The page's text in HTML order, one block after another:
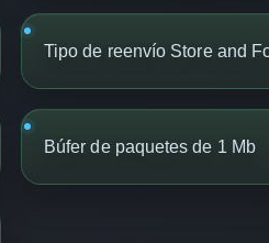
Tipo de reenvío Store and
Búfer de paquetes de 1 Mb